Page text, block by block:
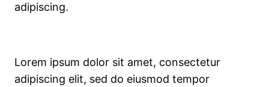
adipiscing.
Lorem ipsum dolor sit amet, consectetur
adipiscing elit, sed do eiusmod tempor